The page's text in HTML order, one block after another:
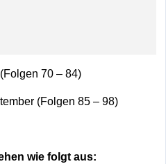
70 – 84)
(Folgen 85 – 98)
wie folgt aus: